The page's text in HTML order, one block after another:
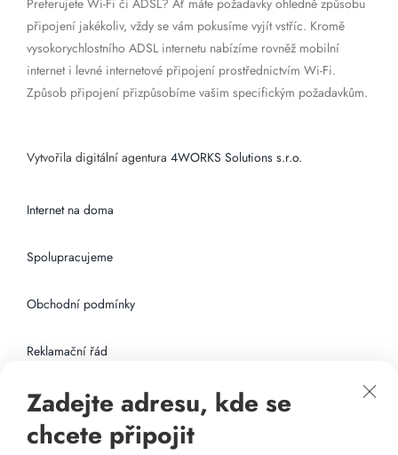
Preferujete Wi-Fi či ADSL? Ať máte požadavky ohledně způsobu
připojení jakékoliv, vždy se vám pokusíme vyjít vstříc. Kromě
vysokorychlostního ADSL internetu nabízíme rovněž mobilní
internet i levné internetové připojení prostřednictvím Wi-Fi.
Způsob připojení přizpůsobíme vašim specifickým požadavkům.
Vytvořila digitální agentura 4WORKS Solutions s.r.o.
Internet na doma
Spolupracujeme
Obchodní podmínky
Reklamační řád
Připojení k internetu
Odkazy
Zadejte adresu, kde se
chcete připojit